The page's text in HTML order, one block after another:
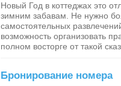
Новый Год в коттеджах это
зимним забавам. Не нужно
самостоятельных
возможность организовать
полном восторге от такой
Бронирование номера